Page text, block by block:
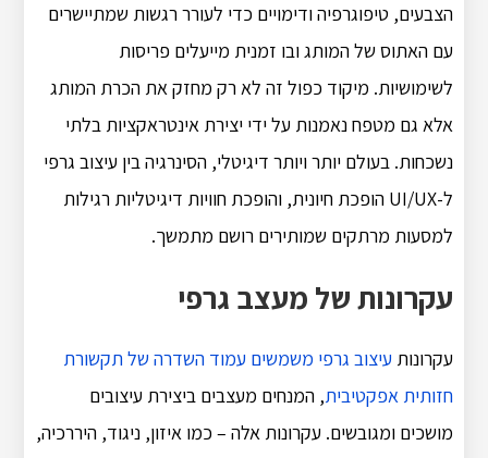
הצבעים, טיפוגרפיה ודימויים כדי לעורר רגשות שמתיישרים
עם האתוס של המותג ובו זמנית מייעלים פריסות
לשימושיות. מיקוד כפול זה לא רק מחזק את הכרת המותג
אלא גם מטפח נאמנות על ידי יצירת אינטראקציות בלתי
נשכחות. בעולם יותר ויותר דיגיטלי, הסינרגיה בין עיצוב גרפי
ל-UI/UX הופכת חיונית, והופכת חוויות דיגיטליות רגילות
למסעות מרתקים שמותירים רושם מתמשך.
עקרונות של מעצב גרפי
עקרונות עיצוב גרפי משמשים עמוד השדרה של תקשורת
חזותית אפקטיבית, המנחים מעצבים ביצירת עיצובים
מושכים ומגובשים. עקרונות אלה – כמו איזון, ניגוד, היררכיה,